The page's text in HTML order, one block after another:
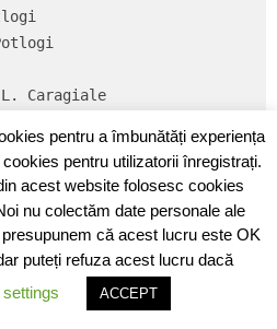
Caragiale
Caragiale
Şos. Găeşti-Str.
pentru a îmbunătăți experiența
pentru utilizatorii înregistrați.
acest website folosesc cookies
nu colectăm date personale ale
că acest lucru este OK
puteți refuza acest lucru dacă
ACCEPT